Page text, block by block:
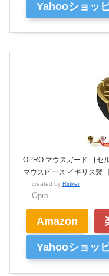
Yahooショッ
OPRO マウスガード ［セ
マウスピース イギリス製
created by Rinker
Opro
Amazon
Yahooショッ